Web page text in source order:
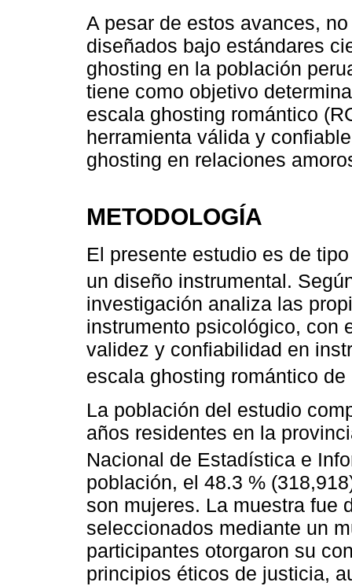
A pesar de estos avances,
diseñados bajo estándares
ghosting en la población
tiene como objetivo
escala ghosting romántico
herramienta válida y
ghosting en relaciones
METODOLOGÍA
El presente estudio es de
un diseño instrumental.
investigación analiza las
instrumento psicológico, con
validez y confiabilidad en
escala ghosting romántico de
La población del estudio
años residentes en la
Nacional de Estadística e
población, el 48.3 %
son mujeres. La muestra fue
seleccionados mediante un
participantes otorgaron su
principios éticos de justicia,